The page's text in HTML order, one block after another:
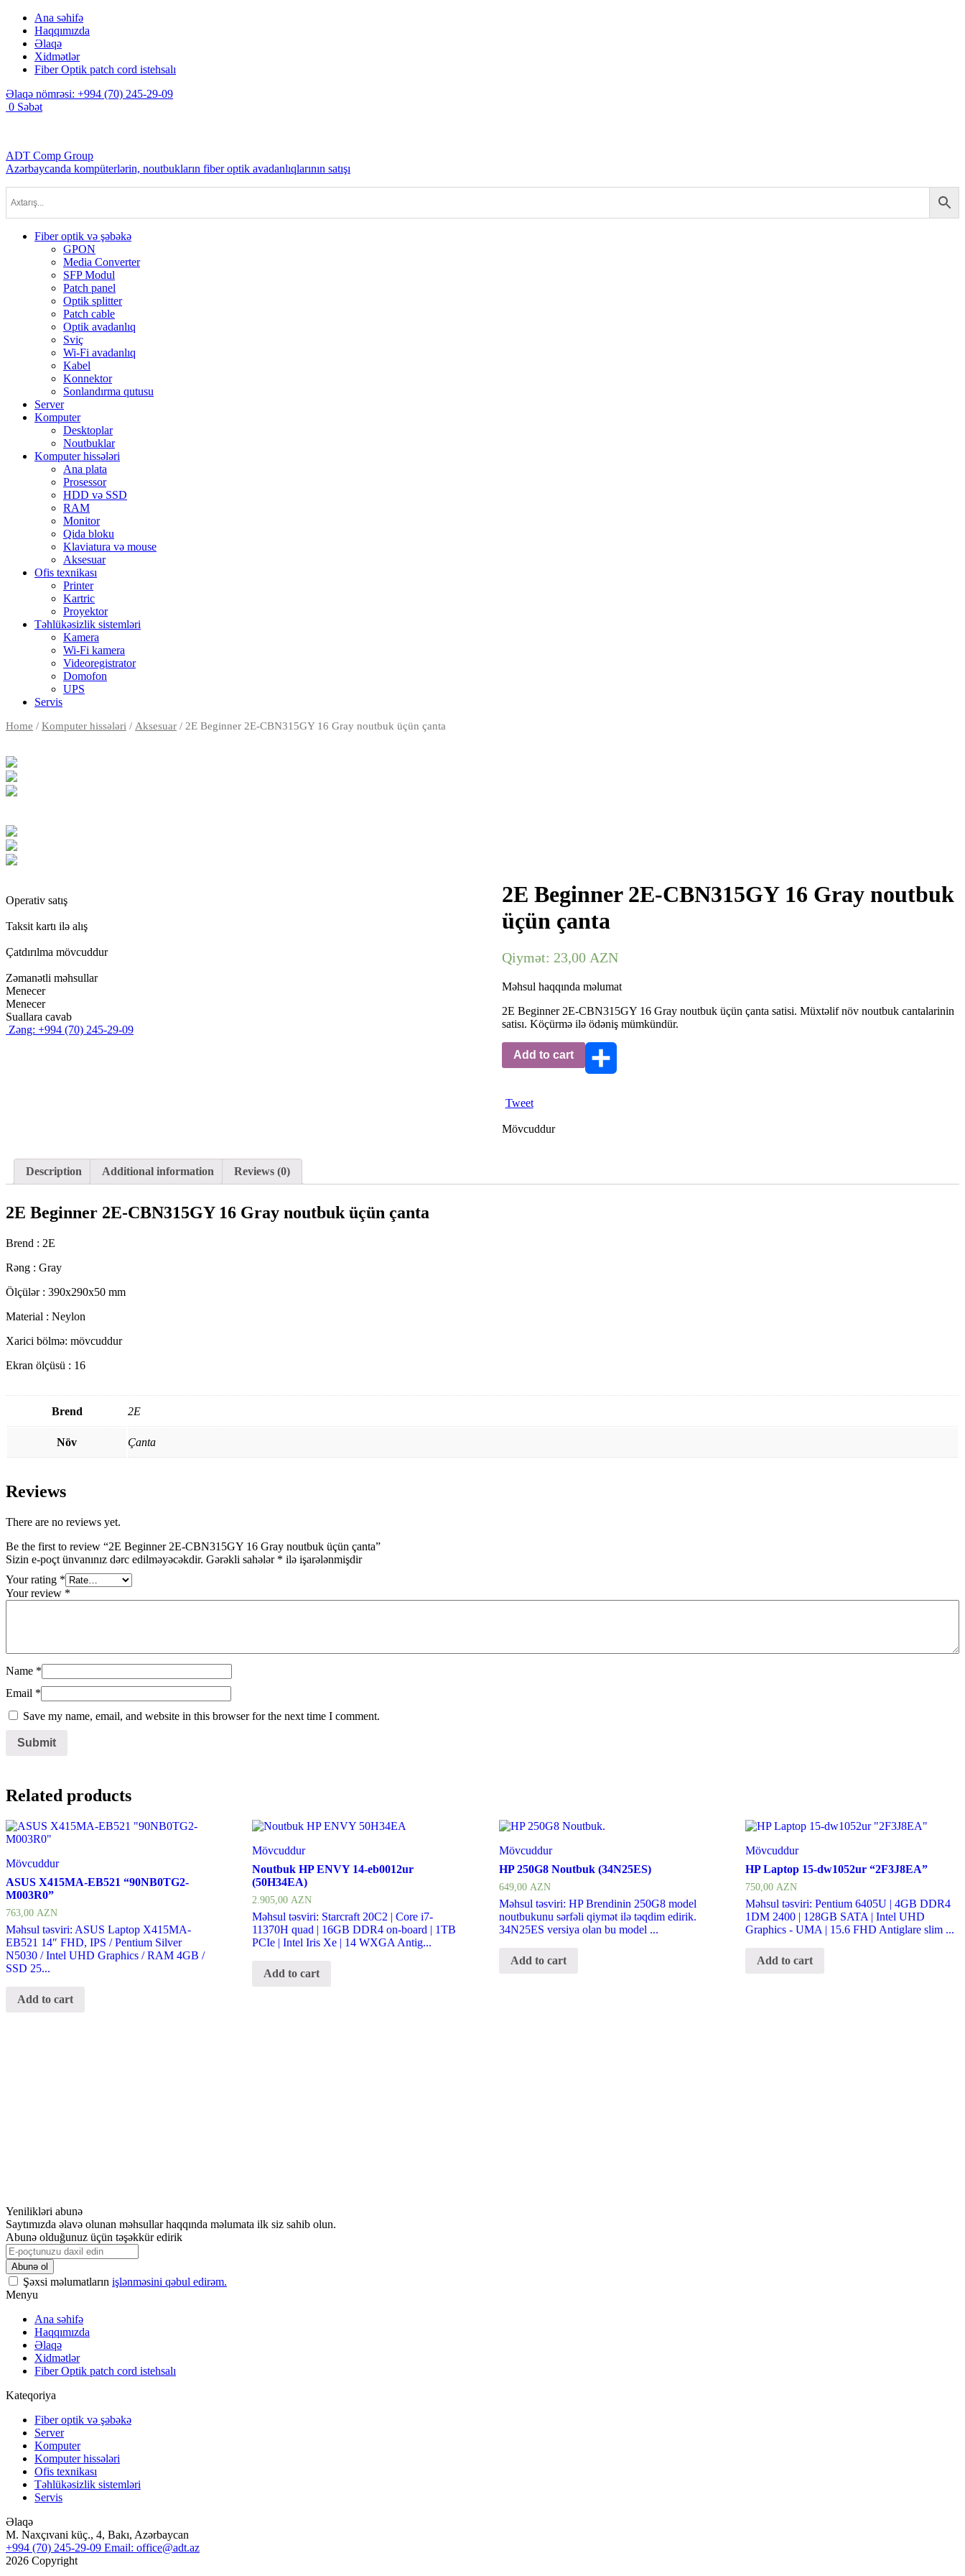
Ana səhifə
Haqqımızda
Əlaqə
Xidmətlər
Fiber Optik patch cord istehsalı
Əlaqə nömrəsi: +994 (70) 245-29-09
0 Səbət
ADT Comp Group
Azərbaycanda kompüterlərin, noutbukların fiber optik avadanlıqlarının satışı
Fiber optik və şəbəkə
GPON
Media Converter
SFP Modul
Patch panel
Optik splitter
Patch cable
Optik avadanlıq
Sviç
Wi-Fi avadanlıq
Kabel
Konnektor
Sonlandırma qutusu
Server
Komputer
Desktoplar
Noutbuklar
Komputer hissələri
Ana plata
Prosessor
HDD və SSD
RAM
Monitor
Qida bloku
Klaviatura və mouse
Aksesuar
Ofis texnikası
Printer
Kartric
Proyektor
Təhlükəsizlik sistemləri
Kamera
Wi-Fi kamera
Videoregistrator
Domofon
UPS
Servis
Home / Komputer hissələri / Aksesuar / 2E Beginner 2E-CBN315GY 16 Gray noutbuk üçün çanta
2E Beginner 2E-CBN315GY 16 Gray noutbuk
üçün çanta
Qiymət: 23,00 AZN
Məhsul haqqında məlumat
2E Beginner 2E-CBN315GY 16 Gray noutbuk üçün çanta satisi. Müxtəlif növ noutbuk cantalarinin
satisı. Köçürmə ilə ödəniş mümkündür.
Add to cart
Tweet
Mövcuddur
Operativ satış
Taksit kartı ilə alış
Çatdırılma mövcuddur
Zəmanətli məhsullar
Menecer
Menecer
Suallara cavab
Zəng: +994 (70) 245-29-09
Description Additional information Reviews (0)
2E Beginner 2E-CBN315GY 16 Gray noutbuk üçün çanta
Brend : 2E
Rəng : Gray
Ölçülər : 390х290х50 mm
Material : Neylon
Xarici bölmə: mövcuddur
Ekran ölçüsü : 16
Brend 2E
Növ Çanta
Reviews
There are no reviews yet.
Be the first to review “2E Beginner 2E-CBN315GY 16 Gray noutbuk üçün çanta”
Sizin e-poçt ünvanınız dərc edilməyəcəkdir. Gərəkli sahələr * ilə işarələnmişdir
Your rating *
Your review *
Name *
Email *
Save my name, email, and website in this browser for the next time I comment.
Related products
Mövcuddur
ASUS X415MA-EB521 “90NB0TG2-
M003R0”
763,00 AZN
Məhsul təsviri: ASUS Laptop X415MA-
EB521 14″ FHD, IPS / Pentium Silver
N5030 / Intel UHD Graphics / RAM 4GB /
SSD 25...
Add to cart
Mövcuddur
Noutbuk HP ENVY 14-eb0012ur
(50H34EA)
2.905,00 AZN
Məhsul təsviri: Starcraft 20C2 | Core i7-
11370H quad | 16GB DDR4 on-board | 1TB
PCIe | Intel Iris Xe | 14 WXGA Antig...
Add to cart
Mövcuddur
HP 250G8 Noutbuk (34N25ES)
649,00 AZN
Məhsul təsviri: HP Brendinin 250G8 model
noutbukunu sərfəli qiymət ilə təqdim edirik.
34N25ES versiya olan bu model ...
Add to cart
Mövcuddur
HP Laptop 15-dw1052ur “2F3J8EA”
750,00 AZN
Məhsul təsviri: Pentium 6405U | 4GB DDR4
1DM 2400 | 128GB SATA | Intel UHD
Graphics - UMA | 15.6 FHD Antiglare slim ...
Add to cart
Yenilikləri abunə
Saytımızda əlavə olunan məhsullar haqqında məlumata ilk siz sahib olun.
Abunə olduğunuz üçün təşəkkür edirik
Şəxsi məlumatların işlənməsini qəbul edirəm.
Menyu
Ana səhifə
Haqqımızda
Əlaqə
Xidmətlər
Fiber Optik patch cord istehsalı
Kateqoriya
Fiber optik və şəbəkə
Server
Komputer
Komputer hissələri
Ofis texnikası
Təhlükəsizlik sistemləri
Servis
Əlaqə
M. Naxçıvani küç., 4, Bakı, Azərbaycan
+994 (70) 245-29-09 Email: office@adt.az
2026 Copyright